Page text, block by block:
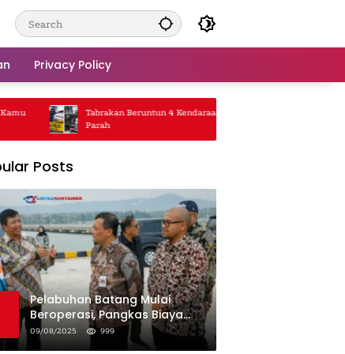
Privacy Policy
Tabrakan Beruntun 4 Kendaraan, Jalanan Macet
Parah
Posts
Pelabuhan Batang Mulai
Beroperasi, Pangkas Biaya
Logistik Industri!
09/08/2025 999